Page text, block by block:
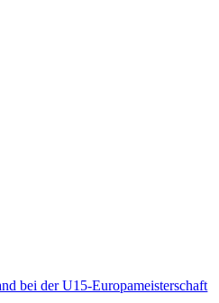
bei der U15-Europameisterschaft